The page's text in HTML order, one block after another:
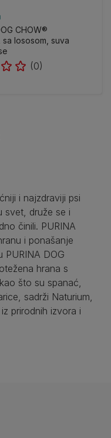
CHOW®
sa lososom, suva
(0)
i najzdraviji psi
svet, druže se i
činili. PURINA
i ponašanje
PURINA DOG
hrana s
što su spanać,
sadrži Naturium,
prirodnih izvora i